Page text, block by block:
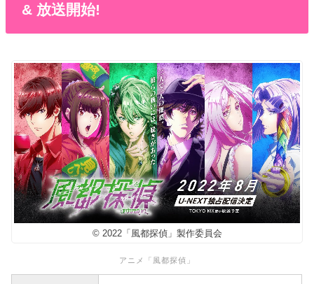
& 放送開始!
© 2022「風都探偵」製作委員会
アニメ「風都探偵」